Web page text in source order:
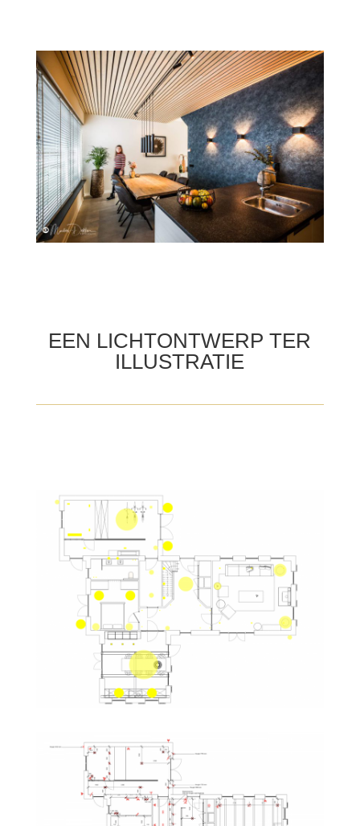
EEN LICHTONTWERP TER
ILLUSTRATIE